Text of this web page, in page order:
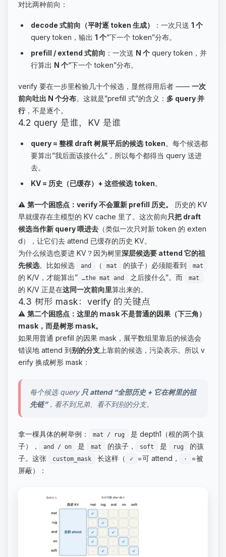
对比两种前向：
decode 式前向（平时逐 token 生成） ：一次只送 1 个
query token，输出 1 个“下一个 token”分布。
prefill / extend 式前向 ：一次送 N 个query token，并
行算出 N 个“下一个 token”分布。
verify 要在一步里检验几十个候选，显然得用后者 —— 一次
前向吐出 N 个分布。这就是”prefill 式”的含义： 多 query 并
行，不是逐个。
4.2 query 是谁，KV 是谁
query = 整棵 draft 树展平后的候选 token。每个候选都
要算出”我后面该接什么”，所以每个都得当 query 送进
去。
KV = 历史（已缓存）+ 这些候选 token。
⚠️ 第一个困惑点：verify 不会重新 prefill 历史。
历史的 KV
早就缓存在主模型的 KV cache 里了。这次前向 只把 draft
候选当作新 query 喂进去 （类似一次只对新 token 的 exten
d），让它们去 attend 已缓存的历史 KV。
为什么候选也要进 KV？因为树里深层候选要 attend 它的祖
先候选。比如候选 and （ mat 的孩子）必须能看到 mat
的 K/V，才能算出” …the mat and 之后接什么”。而 mat
的 K/V 正是在这同一次前向里算出来的。
4.3 树形 mask：verify 的关键点
⚠️ 第二个困惑点：这里的 mask 不是普通的因果（下三角）
mask，而是树形 mask。
如果用普通 prefill 的因果 mask，展平数组里靠后的候选会
错误地 attend 到别的分支 上靠前的候选，污染表示。所以 v
erify 换成树形 mask：
每个候选 query 只 attend “全部历史 + 它在树里的祖
先链”，看不到兄弟、看不到别的分支。
拿一棵具体的树举例： mat / rug
是 depth1（根的两个孩
子），
and / on 是 mat 的孩子， soft 是 rug
的孩
子。这张
custom_mask 长这样（ ✓ =可 attend， ·
=被
屏蔽）：